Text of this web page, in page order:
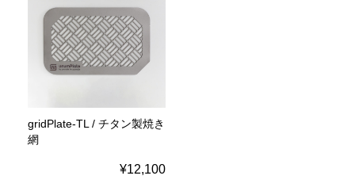
gridPlate-TL / チタン製焼き
網
¥12,100